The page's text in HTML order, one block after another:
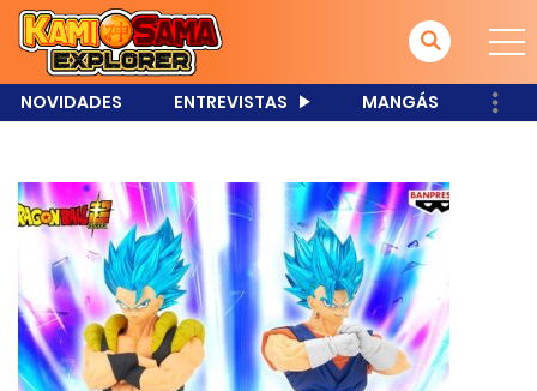
NOVIDADES ENTREVISTAS MANGÁS